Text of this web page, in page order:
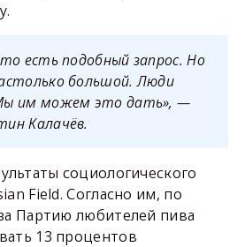
есть подобный запрос. Но
большой. Люди
им можем это дать», —
Калачёв.
социологического
Field. Согласно им, по
Партию любителей пива
13 процентов